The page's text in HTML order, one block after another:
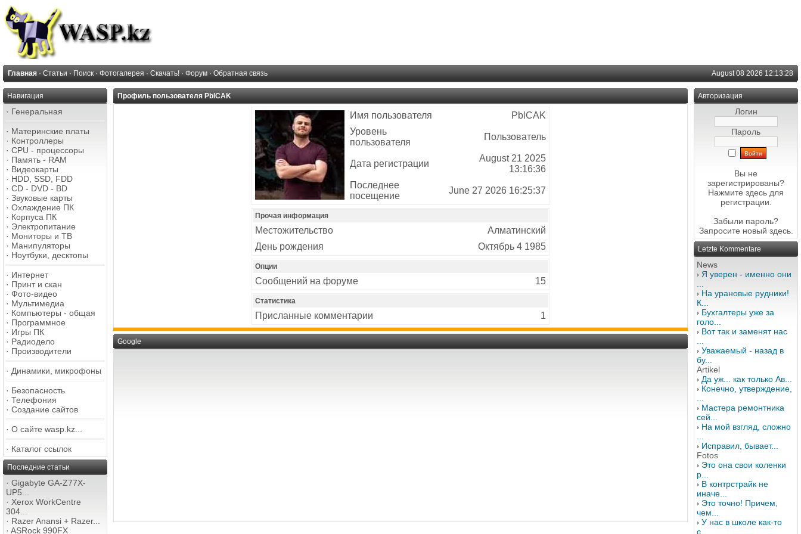
Главная · Статьи · Поиск · Фотогалерея · Скачать! · Форум · Обратная связь August 08 2026 12:13:28
Навигация
· Генеральная
· Материнские платы
· Контроллеры
· CPU - процессоры
· Память - RAM
· Видеокарты
· HDD, SSD, FDD
· CD - DVD - BD
· Звуковые карты
· Охлаждение ПК
· Корпуса ПК
· Электропитание
· Мониторы и ТВ
· Манипуляторы
· Ноутбуки, десктопы
· Интернет
· Принт и скан
· Фото-видео
· Мультимедиа
· Компьютеры - общая
· Программное
· Игры ПК
· Радиодело
· Производители
· Динамики, микрофоны
· Безопасность
· Телефония
· Создание сайтов
· О сайте wasp.kz...
· Каталог ссылок
Последние статьи
· Gigabyte GA-Z77X-
UP5...
· Xerox WorkCentre
304...
· Razer Anansi + Razer...
· ASRock 990FX
Профиль пользователя PblCAK
Имя пользователя
PblCAK
Уровень
пользователя
Пользователь
Дата регистрации
August 21 2025
13:16:36
Последнее
посещение
June 27 2026 16:25:37
Прочая информация
Местожительство
Алматинский
День рождения
Октябрь 4 1985
Опции
Сообщений на форуме 15
Статистика
Присланные комментарии 1
Google
Авторизация
Логин
Пароль
Вы не
зарегистрированы?
Нажмите здесь для
регистрации.
Забыли пароль?
Запросите новый здесь.
Letzte Kommentare
News
Я уверен - именно они
На урановые рудники!
К...
Бухгалтеры уже за
голо...
Вот так и заменят нас
Уважаемый - назад в
бу...
Artikel
Да уж... как только Ав...
Конечно, утверждение,
Мастера ремонтника
сей...
На мой взгляд, сложно
Исправил, бывает...
Fotos
Это она свои коленки
р...
В контрстрайк не
иначе...
Это точно! Причем,
чем...
У нас в школе как-то
с...